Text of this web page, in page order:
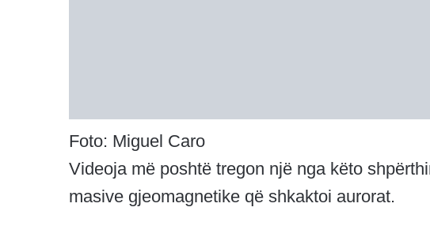
Foto: Miguel Caro
Videoja më poshtë tregon një nga këto
masive gjeomagnetike që shkaktoi aurorat.